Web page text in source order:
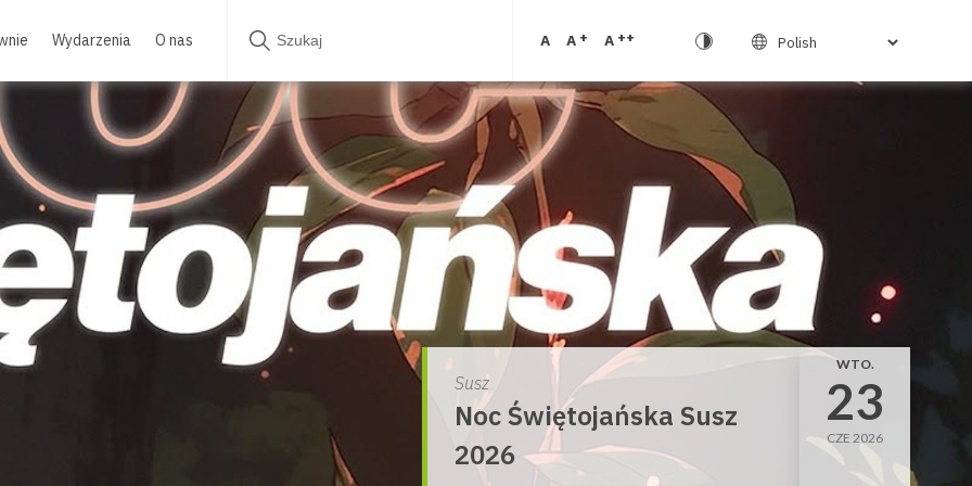
Wydarzenia O nas A A + A ++
Susz
Noc Świętojańska Susz
2026
WTO.
23
CZE 2026